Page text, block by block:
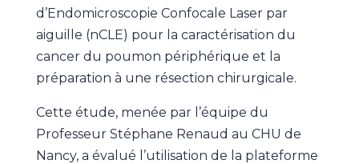
d’Endomicroscopie Confocale Laser par
aiguille (nCLE) pour la caractérisation du
cancer du poumon périphérique et la
préparation à une résection chirurgicale.
Cette étude, menée par l’équipe du
Professeur Stéphane Renaud au CHU de
Nancy, a évalué l’utilisation de la plateforme